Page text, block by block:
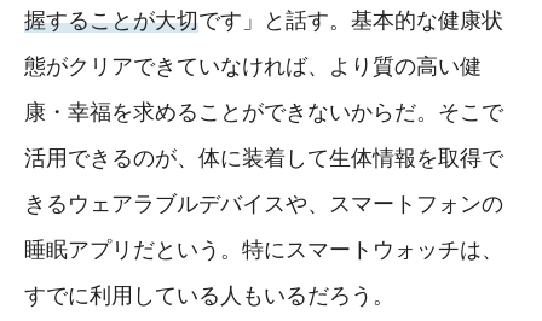
握することが大切です」と話す。基本的な健康状
態がクリアできていなければ、より質の高い健
康・幸福を求めることができないからだ。そこで
活用できるのが、体に装着して生体情報を取得で
きるウェアラブルデバイスや、スマートフォンの
睡眠アプリだという。特にスマートウォッチは、
すでに利用している人もいるだろう。